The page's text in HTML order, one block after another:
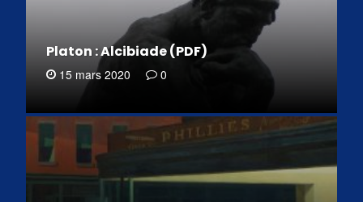
Platon : Alcibiade (PDF)
15 mars 2020 0